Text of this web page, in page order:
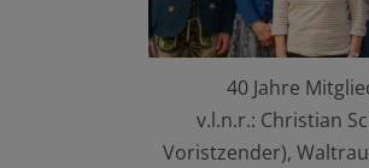
40 Jahre
v.l.n.r.: Christian
Voristzender),